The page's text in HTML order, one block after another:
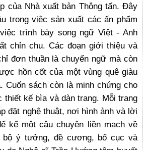
của Nhà xuất bản Thông tấn. Đây
trong việc sản xuất các ấn phẩm
trình bày song ngữ Việt - Anh
chỉn chu. Các đoạn giới thiệu và
đơn thuần là chuyển ngữ mà còn
hồn cốt của một vùng quê giàu
Cuốn sách còn là minh chứng cho
kế bìa và dàn trang. Mỗi trang
đặt nghệ thuật, nơi hình ảnh và lời
kể một câu chuyện liền mạch về
bộ ý tưởng, đề cương, bố cục và